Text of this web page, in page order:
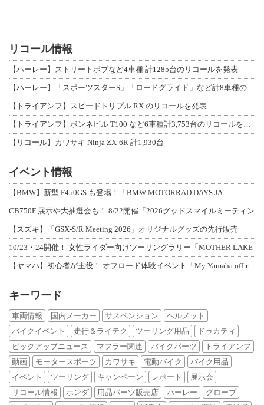
リコール情報
【ハーレー】ストリートボブなど4車種 計1285台のリコールを発表
【ハーレー】「スポーツスターS」「ロードグライド」など計8車種のリコールを発表
【トライアンフ】スピードトリプル RX のリコールを発表
【トライアンフ】ボンネビル T100 など6車種計3,753台のリコールを発表
【リコール】カワサキ Ninja ZX-6R 計1,930台
イベント情報
【BMW】新型 F450GS も登場！「BMW MOTORRAD DAYS JA
CB750F 展示や大抽選会も！ 8/22開催「2026グッドスマイルミーティン
【スズキ】「GSX-S/R Meeting 2026」オリジナルグッズの先行販売
10/23・24開催！ 女性ライダー向けツーリングラリー「MOTHER LAKE
【ヤマハ】初心者が主役！ オフロード体験イベント「My Yamaha off-r
キーワード
車両情報 国内メーカー サスペンション
ヘルメット
バイクイベント
走行＆ライテク ツーリング用品
ドゥカティ
ピックアップニュース
マフラー関連 バイクパーツ
トライアンフ
動画
モータースポーツ カワサキ 電動バイク
バイク用品
イベント
ツーリング キャンペーン レポート
展示会
リコール情報
ホンダ 用品パーツ販売店 ハーレー
グローブ